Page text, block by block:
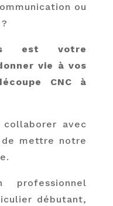
ou
est votre
vie à vos
CNC à
avec
mettre notre
débutant,